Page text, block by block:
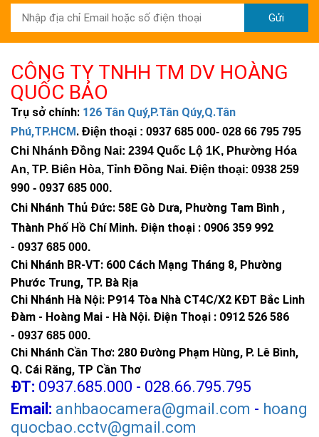
Gửi
CÔNG TY TNHH TM DV HOÀNG
QUỐC BẢO
Trụ sở chính: 126 Tân Quý,P.Tân Qúy,Q.Tân
Phú,TP.HCM. Điện thoại : 0937 685 000- 028 66 795 795
Chi Nhánh Đồng Nai: 2394 Quốc Lộ 1K, Phường Hóa
An, TP. Biên Hòa, Tỉnh Đồng Nai. Điện thoại: 0938 259
990 - 0937 685 000.
Chi Nhánh Thủ Đức: 58E Gò Dưa, Phường Tam Bình ,
Thành Phố Hồ Chí Minh. Điện thoại : 0906 359 992
- 0937 685 000.
Chi Nhánh BR-VT: 600 Cách Mạng Tháng 8, Phường
Phước Trung, TP. Bà Rịa
Chi Nhánh Hà Nội: P914 Tòa Nhà CT4C/X2 KĐT Bắc Linh
Đàm - Hoàng Mai - Hà Nội. Điện Thoại : 0912 526 586
- 0937 685 000.
Chi Nhánh Cần Thơ: 280 Đường Phạm Hùng, P. Lê Bình,
Q. Cái Răng, TP Cần Thơ
ĐT: 0937.685.000 - 028.66.795.795
Email: anhbaocamera@gmail.com - hoang
quocbao.cctv@gmail.com